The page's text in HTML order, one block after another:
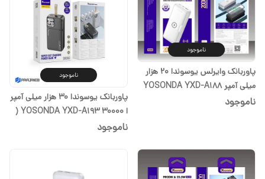
ناموجود
پاوربانک وایرلس یوسوندا 20 هزار
میلی آمپر YOSONDA YXD-A188
20000 ( یک سال گارانتی)
ناموجود
ناموجود
پاوربانک یوسوندا 30 هزار میلی آمپر
ا YOSONDA YXD-A193 30000 (
یک سال گارانتی)
ناموجود